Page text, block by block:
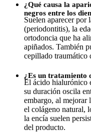
¿Qué causa la
negros entre los
Suelen aparecer por
(periodontitis), la
ortodoncia que ha
apiñados. También
cepillado traumático
¿Es un tratamiento
El ácido hialurónico
su duración oscila
embargo, al mejorar
el colágeno natural,
la encía suelen
del producto.